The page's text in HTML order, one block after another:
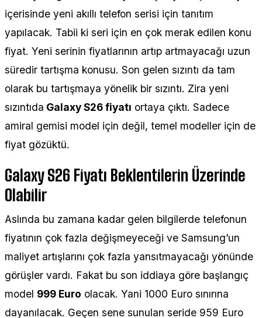
içerisinde yeni akıllı telefon serisi için tanıtım
yapılacak. Tabii ki seri için en çok merak edilen konu
fiyat. Yeni serinin fiyatlarının artıp artmayacağı uzun
süredir tartışma konusu. Son gelen sızıntı da tam
olarak bu tartışmaya yönelik bir sızıntı. Zira yeni
sızıntıda Galaxy S26 fiyatı ortaya çıktı. Sadece
amiral gemisi model için değil, temel modeller için de
fiyat gözüktü.
Galaxy S26 Fiyatı Beklentilerin Üzerinde
Olabilir
Aslında bu zamana kadar gelen bilgilerde telefonun
fiyatının çok fazla değişmeyeceği ve Samsung’un
maliyet artışlarını çok fazla yansıtmayacağı yönünde
görüşler vardı. Fakat bu son iddiaya göre başlangıç
model 999 Euro olacak. Yani 1000 Euro sınırına
dayanılacak. Geçen sene sunulan seride 959 Euro